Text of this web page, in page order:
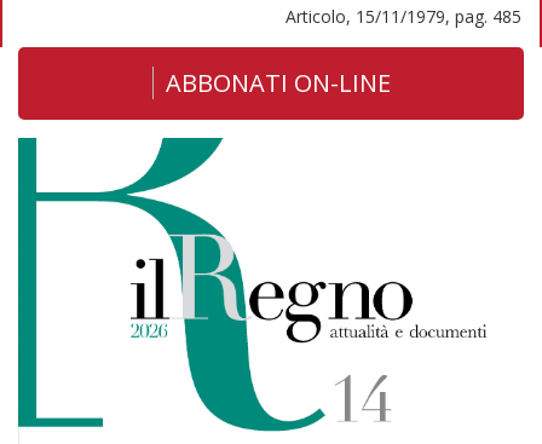
Articolo, 15/11/1979, pag. 485
ABBONATI ON-LINE